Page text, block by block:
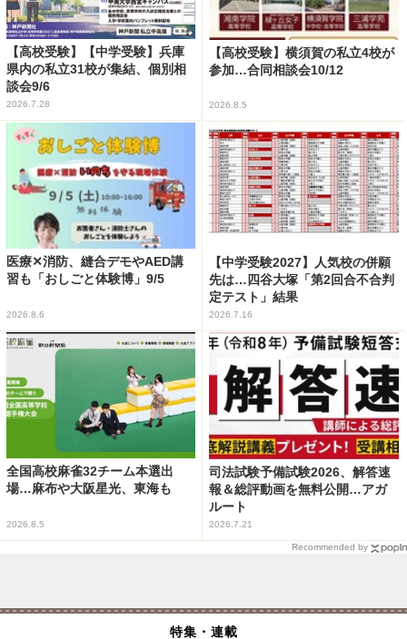
【高校受験】【中学受験】兵庫
県内の私立31校が集結、個別相
談会9/6
2026.7.28
【高校受験】横須賀の私立4校が
参加…合同相談会10/12
2026.8.5
医療✕消防、縫合デモやAED講
習も「おしごと体験博」9/5
2026.8.6
【中学受験2027】人気校の併願
先は…四谷大塚「第2回合不合判
定テスト」結果
2026.7.16
全国高校麻雀32チーム本選出
場…麻布や大阪星光、東海も
2026.8.5
司法試験予備試験2026、解答速
報＆総評動画を無料公開…アガ
ルート
2026.7.21
Recommended by
特集・連載